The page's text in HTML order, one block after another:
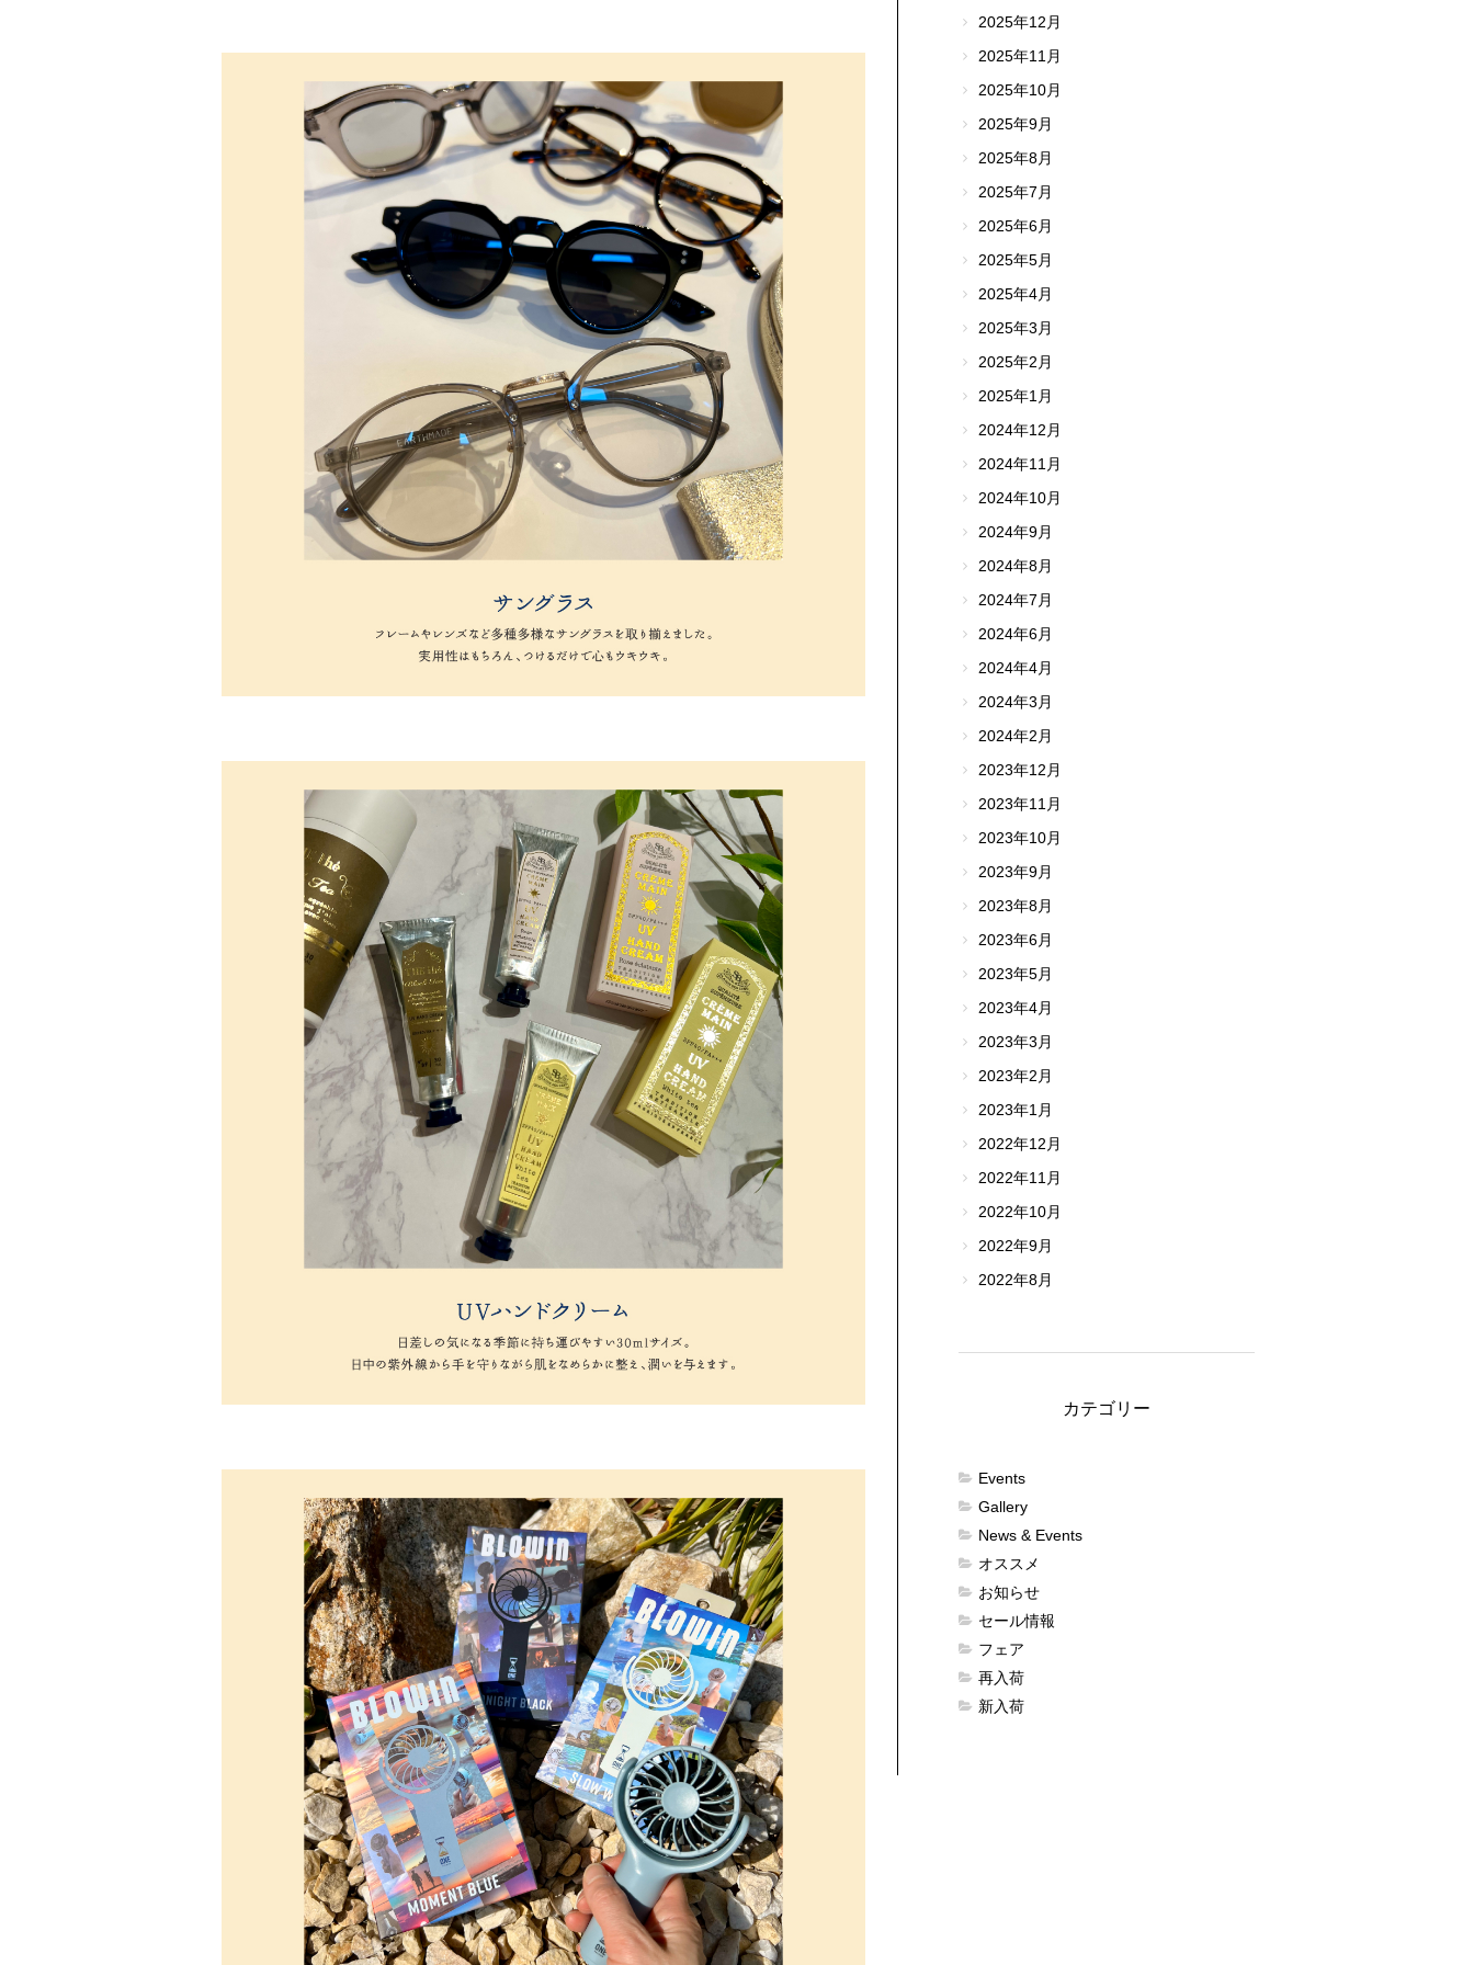
2025年12月
2025年11月
2025年10月
2025年9月
2025年8月
2025年7月
2025年6月
2025年5月
2025年4月
2025年3月
2025年2月
2025年1月
2024年12月
2024年11月
2024年10月
2024年9月
2024年8月
2024年7月
2024年6月
2024年4月
2024年3月
2024年2月
2023年12月
2023年11月
2023年10月
2023年9月
2023年8月
2023年6月
2023年5月
2023年4月
2023年3月
2023年2月
2023年1月
2022年12月
2022年11月
2022年10月
2022年9月
2022年8月
カテゴリー
Events
Gallery
News & Events
オススメ
お知らせ
セール情報
フェア
再入荷
新入荷